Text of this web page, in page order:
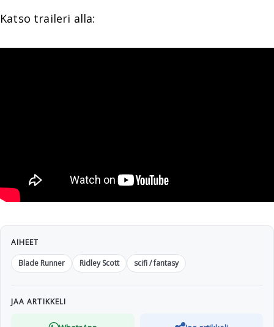
Katso traileri alla:
AIHEET
Blade Runner
Ridley Scott scifi / fantasy
JAA ARTIKKELI